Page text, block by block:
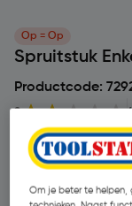
Op = Op
Spruitstuk
Productcode:
2
Om je beter te helpen,